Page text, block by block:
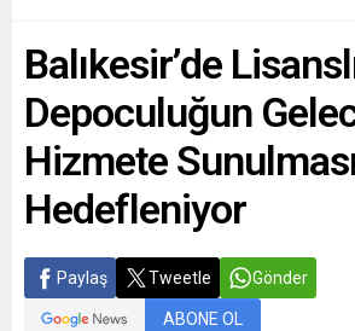
Balıkesir’de
Depoculuğun
Hizmete
Hedefleniyor
Paylaş Tweetle Gönder
ABONE OL